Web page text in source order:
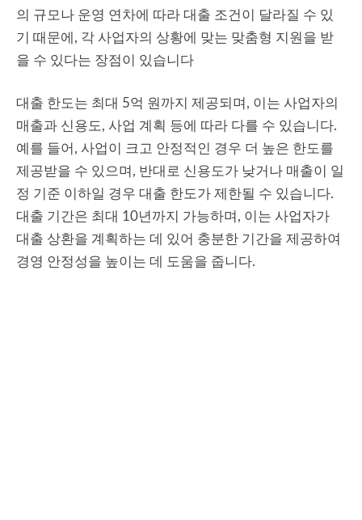
의 규모나 운영 연차에 따라 대출 조건이 달라질 수 있
기 때문에, 각 사업자의 상황에 맞는 맞춤형 지원을 받
을 수 있다는 장점이 있습니다
대출 한도는 최대 5억 원까지 제공되며, 이는 사업자의
매출과 신용도, 사업 계획 등에 따라 다를 수 있습니다.
예를 들어, 사업이 크고 안정적인 경우 더 높은 한도를
제공받을 수 있으며, 반대로 신용도가 낮거나 매출이 일
정 기준 이하일 경우 대출 한도가 제한될 수 있습니다.
대출 기간은 최대 10년까지 가능하며, 이는 사업자가
대출 상환을 계획하는 데 있어 충분한 기간을 제공하여
경영 안정성을 높이는 데 도움을 줍니다.